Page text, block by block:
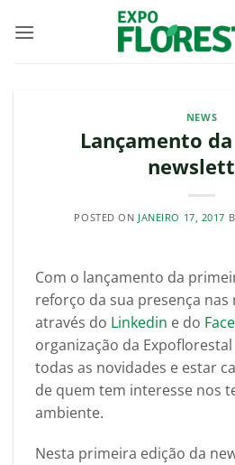
NEWS
Lançamento
POSTED ON JANEIRO 17, 2017
Com o lançamento da
reforço da sua presença nas
através do Linkedin e do
organização da
todas as novidades e estar
de quem tem interesse nos
ambiente.
Nesta primeira edição da